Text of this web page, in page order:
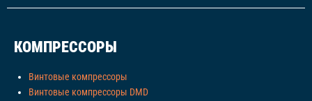
КОМПРЕССОРЫ
Винтовые компрессоры
Винтовые компрессоры DMD